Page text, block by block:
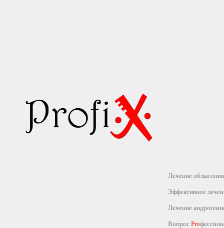
Лечение
Эффективное
Лечение
Вопрос Pro